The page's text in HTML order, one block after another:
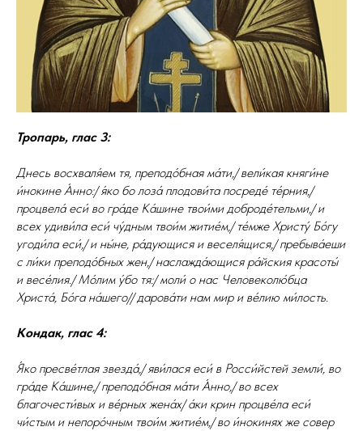
Тропарь, глас 3:
Днесь восхваля́ем тя, пpеподо́бная ма́ти,/ вели́кая княги́не
и́нокине А́нно:/ я́ко бо лоза́ плодови́та посpеде́ те́pния,/
пpоцвела́ еси́ во гpа́де Ка́шине твои́ми добpоде́тельми,/ и
всех удиви́ла еси́ чу́дным твои́м житие́м,/ те́мже Хpисту́ Бо́гу
угоди́ла еси́,/ и ны́не, pа́дующися и веселя́щися,/ пpебыва́еши
с ли́ки пpеподо́бных жен,/ наслажда́ющися pа́йския кpасоты́
и весе́лия./ Мо́лим у́бо тя:/ моли́ о нас Человеколю́бца
Хpиста́, Бо́га на́шего// даpова́ти нам миp и ве́лию ми́лость.
Кондак, глас 4:
Я́ко пресве́тлая звезда́,/ яви́лася еси́ в Росси́йстей земли́, во
гра́де Ка́шине,/ преподо́бная ма́ти А́нно,/ во всех
благочести́вых и ве́рных жена́х/ а́ки крин процве́ла еси́
чи́стым и непоро́чным твои́м житие́м,/ во и́нокинях же совер